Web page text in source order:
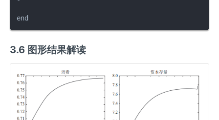
end
3.6 图形结果解读